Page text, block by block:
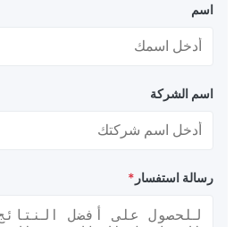
اسم الشركة
رسالة استفسار*